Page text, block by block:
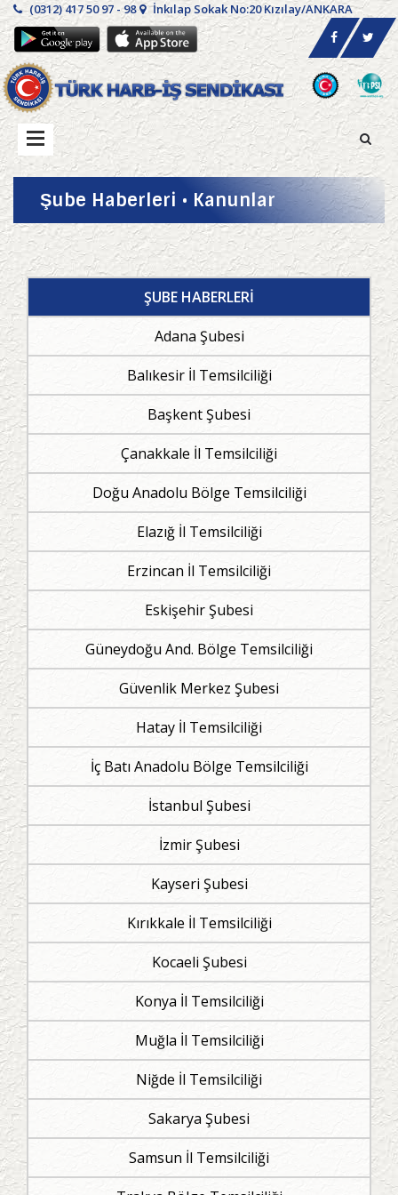
(0312) 417 50 97 - 98 İnkılap Sokak No:20 Kızılay/ANKARA
Şube Haberleri • Kanunlar
ŞUBE HABERLERİ
Adana Şubesi
Balıkesir İl Temsilciliği
Başkent Şubesi
Çanakkale İl Temsilciliği
Doğu Anadolu Bölge Temsilciliği
Elazığ İl Temsilciliği
Erzincan İl Temsilciliği
Eskişehir Şubesi
Güneydoğu And. Bölge Temsilciliği
Güvenlik Merkez Şubesi
Hatay İl Temsilciliği
İç Batı Anadolu Bölge Temsilciliği
İstanbul Şubesi
İzmir Şubesi
Kayseri Şubesi
Kırıkkale İl Temsilciliği
Kocaeli Şubesi
Konya İl Temsilciliği
Muğla İl Temsilciliği
Niğde İl Temsilciliği
Sakarya Şubesi
Samsun İl Temsilciliği